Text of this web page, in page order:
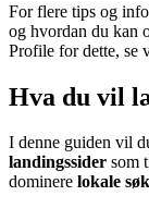
For flere tips og
og hvordan du kan
Profile for dette, se
Hva du vil
I denne guiden vil
landingssider som
dominere lokale